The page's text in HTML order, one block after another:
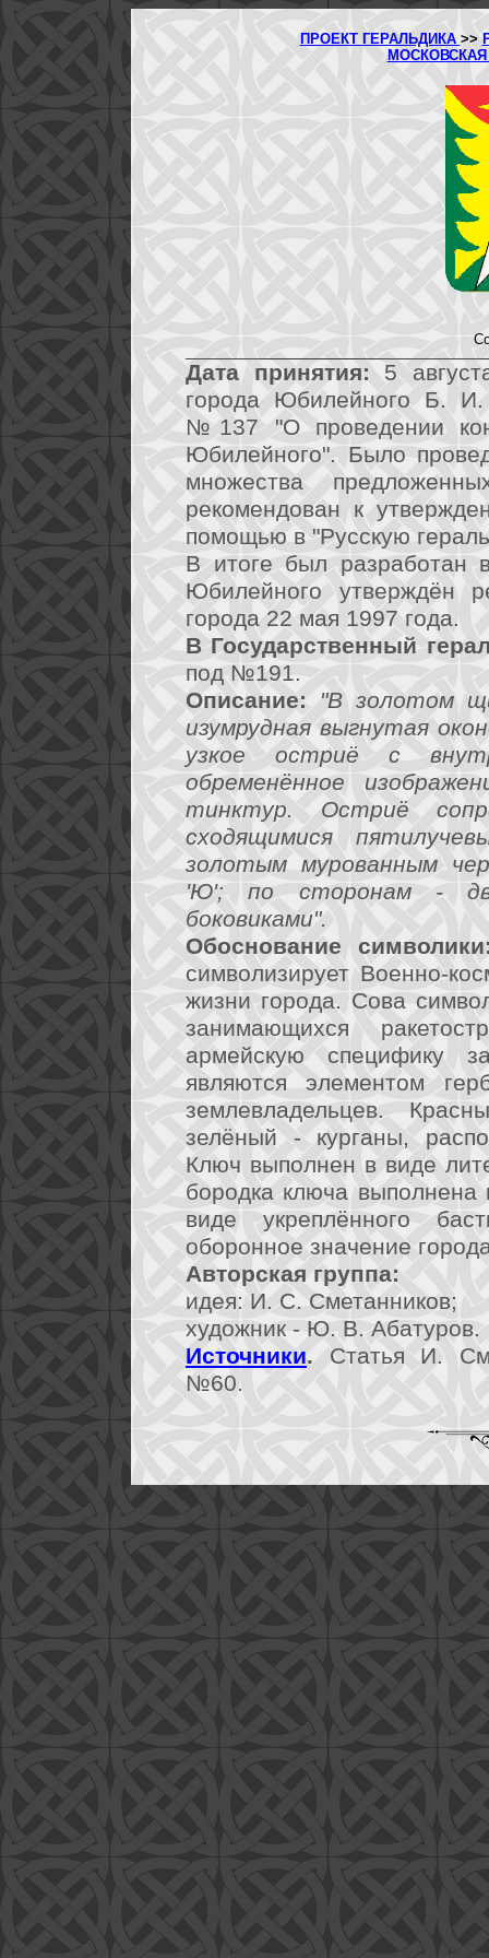
ПРОЕКТ ГЕРАЛЬДИКА >>
Дата принятия: 5
города Юбилейного Б. И.
№137 "О проведении
Юбилейного". Было
множества
рекомендован к
помощью в "Русскую
В итоге был разработан
Юбилейного утверждён
города 22 мая 1997 года.
В Государственный
под №191.
Описание:
"В золотом
изумрудная выгнутая
узкое остриё с
обременённое
тинктур. Остриё
сходящимися
золотым мурованным
'Ю'; по сторонам -
боковиками".
Обоснование
символизирует Военно-
жизни города. Сова
занимающихся
армейскую специфику
являются элементом
землевладельцев.
зелёный - курганы,
Ключ выполнен в виде
бородка ключа
виде укреплённого
оборонное значение
Авторская группа:
идея: И. С. Сметанников;
художник - Ю. В. Абатуров.
Источники. Статья И.
№60.